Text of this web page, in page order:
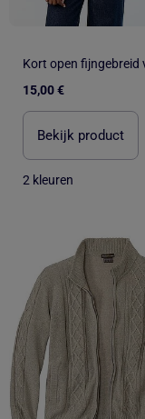
Kort open fijngebreid
15,00 €
Bekijk product
2 kleuren